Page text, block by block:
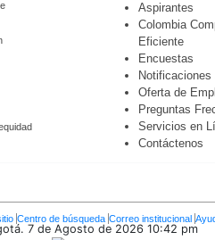
Aspirantes
Colombia
Eficiente
Encuestas
Oferta de
Preguntas
Servicios en
Contáctenos
Centro de búsqueda Correo institucional
7 de Agosto de 2026 10:42 pm